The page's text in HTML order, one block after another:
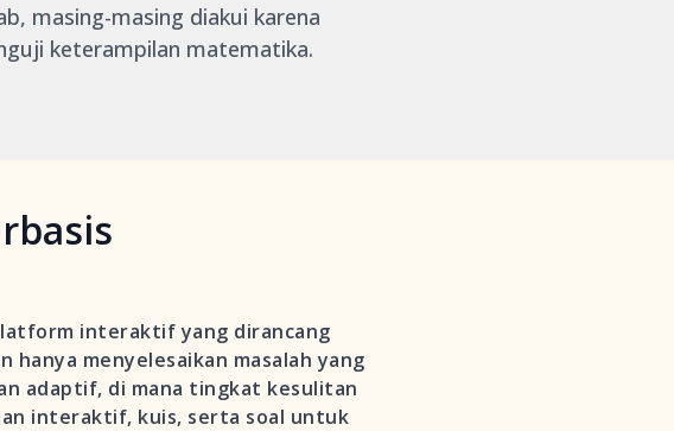
masing-masing diakui karena
keterampilan matematika.
interaktif yang dirancang
menyelesaikan masalah yang
adaptif, di mana tingkat kesulitan
interaktif, kuis, serta soal untuk